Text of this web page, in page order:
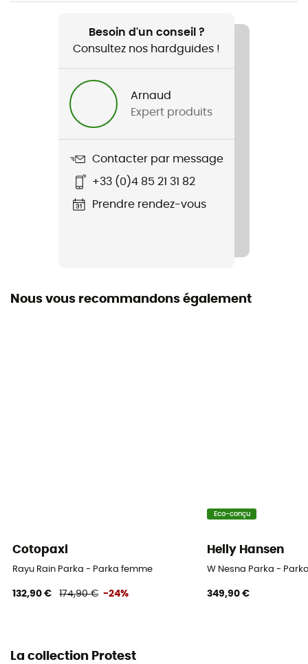
Nom du produit
Prtbanksos Outdoor Parka
Imperméabilité
Besoin d'un conseil ?
Consultez nos hardguides !
Arnaud
Expert produits
Contacter par message
+33 (0)4 85 21 31 82
Prendre rendez-vous
Nous vous recommandons également
Cotopaxi
Rayu Rain Parka - Parka femme
132,90 € 174,90 € -24%
Eco-conçu
Helly Hansen
W Nesna Parka -
349,90 €
La collection Protest